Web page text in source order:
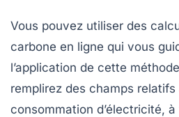
Vous pouvez utiliser des
carbone en ligne qui vous
l’application de cette
remplirez des champs relatifs
consommation d’électricité,